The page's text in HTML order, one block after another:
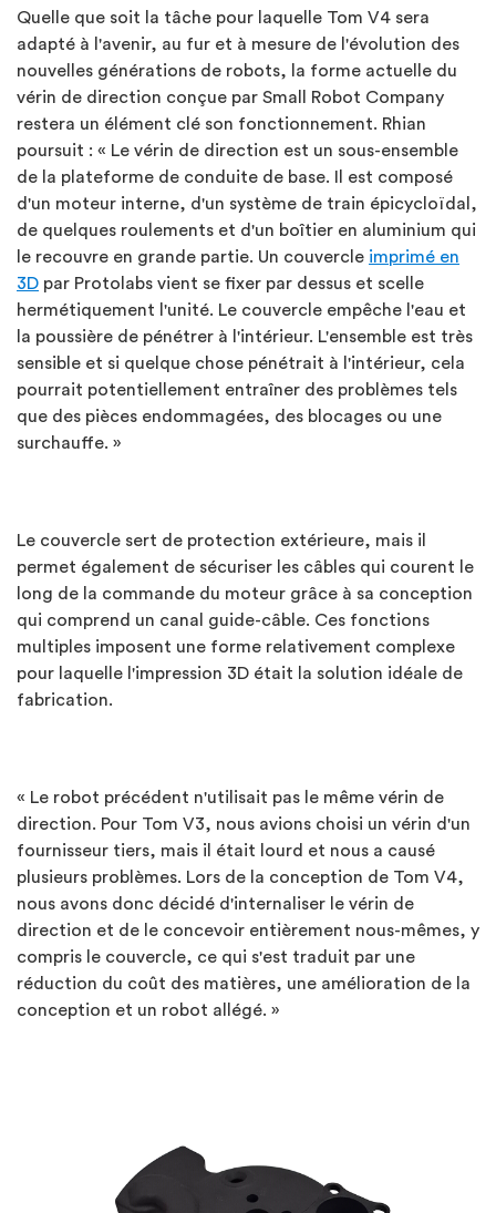
Quelle que soit la tâche pour laquelle Tom V4 sera
adapté à l'avenir, au fur et à mesure de l'évolution des
nouvelles générations de robots, la forme actuelle du
vérin de direction conçue par Small Robot Company
restera un élément clé son fonctionnement. Rhian
poursuit : « Le vérin de direction est un sous-ensemble
de la plateforme de conduite de base. Il est composé
d'un moteur interne, d'un système de train épicycloïdal,
de quelques roulements et d'un boîtier en aluminium qui
le recouvre en grande partie. Un couvercle imprimé en
3D par Protolabs vient se fixer par dessus et scelle
hermétiquement l'unité. Le couvercle empêche l'eau et
la poussière de pénétrer à l'intérieur. L'ensemble est très
sensible et si quelque chose pénétrait à l'intérieur, cela
pourrait potentiellement entraîner des problèmes tels
que des pièces endommagées, des blocages ou une
surchauffe. »
Le couvercle sert de protection extérieure, mais il
permet également de sécuriser les câbles qui courent le
long de la commande du moteur grâce à sa conception
qui comprend un canal guide-câble. Ces fonctions
multiples imposent une forme relativement complexe
pour laquelle l'impression 3D était la solution idéale de
fabrication.
« Le robot précédent n'utilisait pas le même vérin de
direction. Pour Tom V3, nous avions choisi un vérin d'un
fournisseur tiers, mais il était lourd et nous a causé
plusieurs problèmes. Lors de la conception de Tom V4,
nous avons donc décidé d'internaliser le vérin de
direction et de le concevoir entièrement nous-mêmes, y
compris le couvercle, ce qui s'est traduit par une
réduction du coût des matières, une amélioration de la
conception et un robot allégé. »